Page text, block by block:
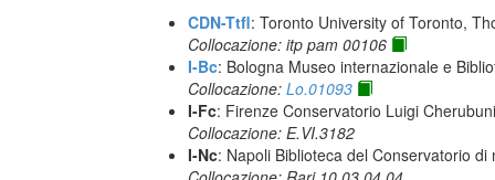
CDN-Ttfl: Toronto University of Toronto,
Collocazione: itp pam 00106
I-Bc: Bologna Museo internazionale e
Collocazione: Lo.01093
I-Fc: Firenze Conservatorio Luigi Cherubuni
Collocazione: E.VI.3182
I-Nc: Napoli Biblioteca del Conservatorio